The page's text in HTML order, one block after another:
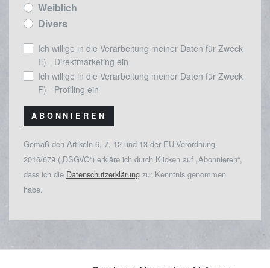
Weiblich
Divers
Ich willige in die Verarbeitung meiner Daten für Zweck
E) - Direktmarketing ein
Ich willige in die Verarbeitung meiner Daten für Zweck
F) - Profiling ein
ABONNIEREN
Gemäß den Artikeln 6, 7, 12 und 13 der EU-Verordnung
2016/679 („DSGVO“) erkläre ich durch Klicken auf „Abonnieren“,
dass ich die Datenschutzerklärung zur Kenntnis genommen
habe.